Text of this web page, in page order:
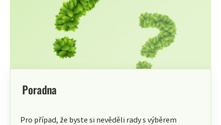
Poradna
Pro případ, že byste si nevěděli rady s výběrem